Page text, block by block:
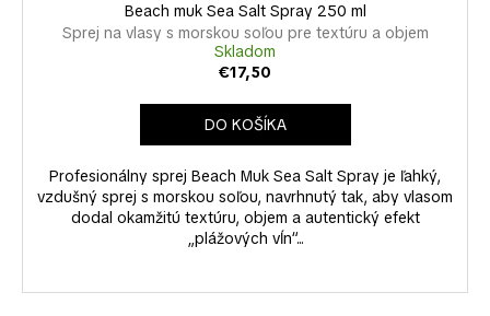
Beach muk Sea Salt Spray 250 ml
Sprej na vlasy s morskou soľou pre textúru a objem
Skladom
€17,50
DO KOŠÍKA
Profesionálny sprej Beach Muk Sea Salt Spray je ľahký,
vzdušný sprej s morskou soľou, navrhnutý tak, aby vlasom
dodal okamžitú textúru, objem a autentický efekt
„plážových vĺn“...